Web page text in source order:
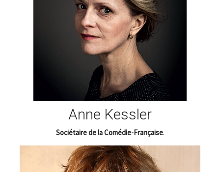
Anne Kessler
Sociétaire de la Comédie-Française.